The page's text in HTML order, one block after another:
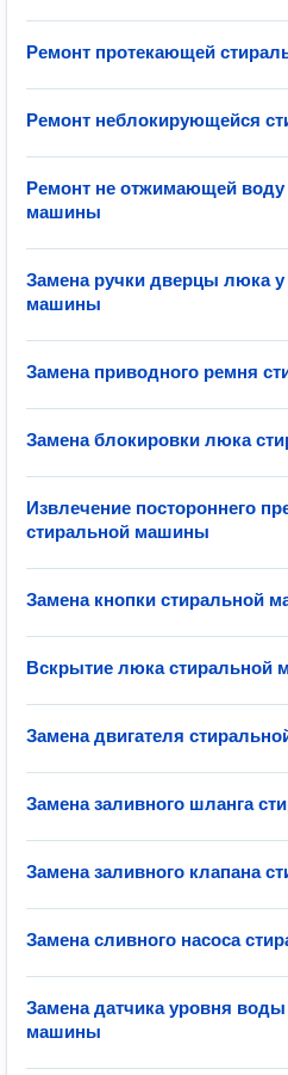
Ремонт протекающей
Ремонт неблокирующейся
Ремонт не отжимающей воду
машины
Замена ручки дверцы люка у
машины
Замена приводного ремня
Замена блокировки люка
Извлечение постороннего
стиральной машины
Замена кнопки стиральной
Вскрытие люка стиральной
Замена двигателя
Замена заливного шланга
Замена заливного клапана
Замена сливного насоса
Замена датчика уровня
машины